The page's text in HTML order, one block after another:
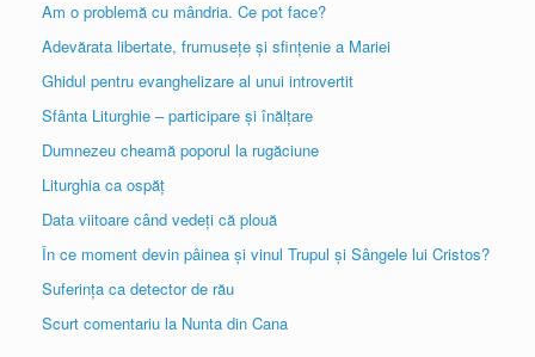
Am o problemă cu mândria. Ce pot face?
Adevărata libertate, frumusețe și sfințenie a Mariei
Ghidul pentru evanghelizare al unui introvertit
Sfânta Liturghie – participare și înălțare
Dumnezeu cheamă poporul la rugăciune
Liturghia ca ospăț
Data viitoare când vedeți că plouă
În ce moment devin pâinea și vinul Trupul și Sângele lui Cristos?
Suferința ca detector de rău
Scurt comentariu la Nunta din Cana